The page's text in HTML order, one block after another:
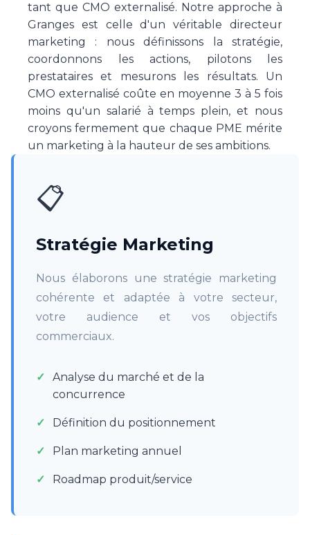
tant que CMO externalisé. Notre approche à
Granges est celle d'un véritable directeur
marketing : nous définissons la stratégie,
coordonnons les actions, pilotons les
prestataires et mesurons les résultats. Un
CMO externalisé coûte en moyenne 3 à 5 fois
moins qu'un salarié à temps plein, et nous
croyons fermement que chaque PME mérite
un marketing à la hauteur de ses ambitions.
📋
Stratégie Marketing
Nous élaborons une stratégie marketing
cohérente et adaptée à votre secteur,
votre audience et vos objectifs
commerciaux.
Analyse du marché et de la
concurrence
Définition du positionnement
Plan marketing annuel
Roadmap produit/service